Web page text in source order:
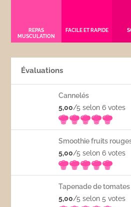
REPAS
MUSCULATION
FACILE ET RAPIDE
Évaluations
Cannelés
5,00/5 selon 6votes
Smoothie fruits
5,00/5 selon 6votes
Tapenade de
5,00/5 selon 5votes